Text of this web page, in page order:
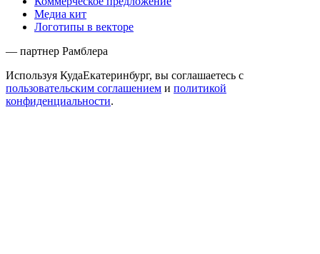
Медиа кит
Логотипы в векторе
— партнер Рамблера
Используя КудаЕкатеринбург, вы соглашаетесь с
пользовательским соглашением и политикой
конфиденциальности.